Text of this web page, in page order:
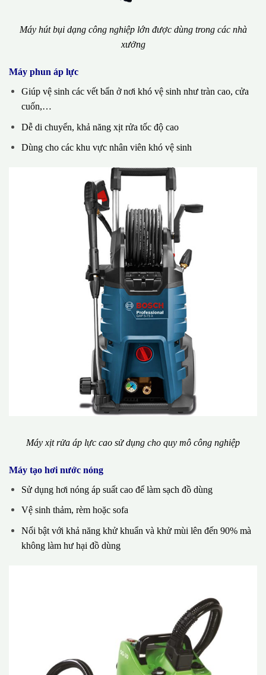
Máy hút bụi dạng công nghiệp lớn được dùng trong các nhà
xưởng
Máy phun áp lực
Giúp vệ sinh các vết bẩn ở nơi khó vệ sinh như tràn cao, cửa
cuốn,…
Dễ di chuyển, khả năng xịt rửa tốc độ cao
Dùng cho các khu vực nhân viên khó vệ sinh
Máy xịt rửa áp lực cao sử dụng cho quy mô công nghiệp
Máy tạo hơi nước nóng
Sử dụng hơi nóng áp suất cao để làm sạch đồ dùng
Vệ sinh thảm, rèm hoặc sofa
Nổi bật với khả năng khử khuẩn và khử mùi lên đến 90% mà
không làm hư hại đồ dùng